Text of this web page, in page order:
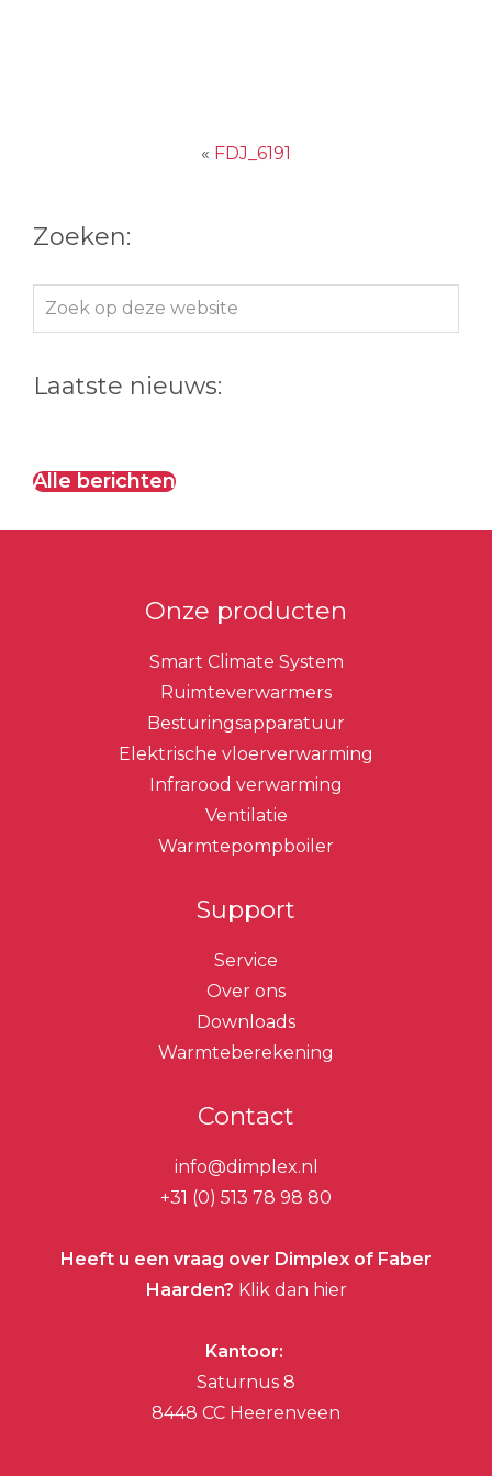
« FDJ_6191
Zoeken:
Zoek
op
website
Laatste nieuws:
Alle berichten
Onze producten
Smart Climate System
Ruimteverwarmers
Besturingsapparatuur
Elektrische vloerverwarming
Infrarood verwarming
Ventilatie
Warmtepompboiler
Support
Service
Over ons
Downloads
Warmteberekening
Contact
info@dimplex.nl
+31 (0) 513 78 98 80
Heeft u een vraag over Dimplex of Faber
Haarden? Klik dan hier
Kantoor:
Saturnus 8
8448 CC Heerenveen